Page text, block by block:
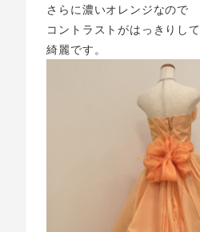
さらに濃いオレンジなので
コントラストがはっきりし
綺麗です。